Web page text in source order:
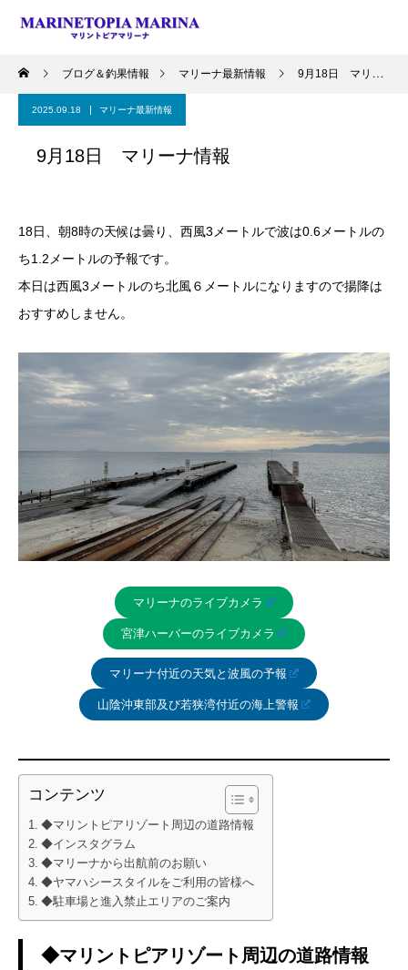
ブログ＆釣果情報 マリーナ最新情報 9月18日 マリーナ情報
2025.09.18 マリーナ最新情報
9月18日 マリーナ情報
18日、朝8時の天候は曇り、西風3メートルで波は0.6メートルの
ち1.2メートルの予報です。
本日は西風3メートルのち北風６メートルになりますので揚降は
おすすめしません。
マリーナのライブカメラ
宮津ハーバーのライブカメラ
マリーナ付近の天気と波風の予報
山陰沖東部及び若狭湾付近の海上警報
コンテンツ
◆マリントピアリゾート周辺の道路情報
◆インスタグラム
◆マリーナから出航前のお願い
◆ヤマハシースタイルをご利用の皆様へ
◆駐車場と進入禁止エリアのご案内
◆マリントピアリゾート周辺の道路情報